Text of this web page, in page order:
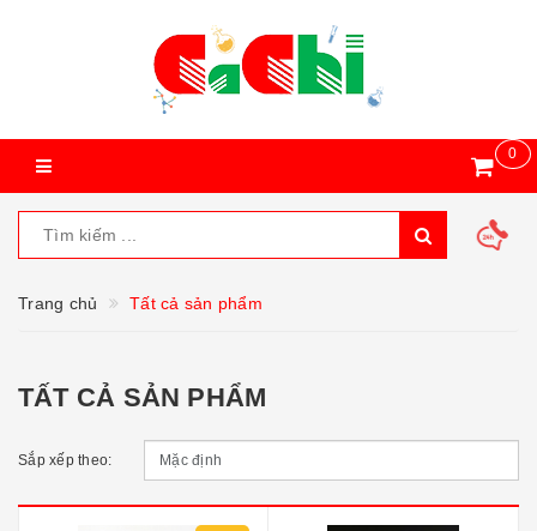
0
Trang chủ Tất cả sản phẩm
TẤT CẢ SẢN PHẨM
Sắp xếp theo: